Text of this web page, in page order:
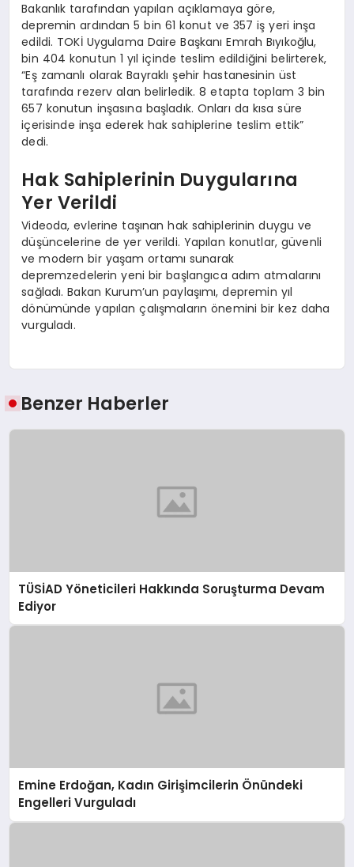
Bakanlık tarafından yapılan açıklamaya göre,
depremin ardından 5 bin 61 konut ve 357 iş yeri inşa
edildi. TOKİ Uygulama Daire Başkanı Emrah Bıyıkoğlu,
bin 404 konutun 1 yıl içinde teslim edildiğini belirterek,
“Eş zamanlı olarak Bayraklı şehir hastanesinin üst
tarafında rezerv alan belirledik. 8 etapta toplam 3 bin
657 konutun inşasına başladık. Onları da kısa süre
içerisinde inşa ederek hak sahiplerine teslim ettik”
dedi.
Hak Sahiplerinin Duygularına
Yer Verildi
Videoda, evlerine taşınan hak sahiplerinin duygu ve
düşüncelerine de yer verildi. Yapılan konutlar, güvenli
ve modern bir yaşam ortamı sunarak
depremzedelerin yeni bir başlangıca adım atmalarını
sağladı. Bakan Kurum’un paylaşımı, depremin yıl
dönümünde yapılan çalışmaların önemini bir kez daha
vurguladı.
Benzer Haberler
TÜSİAD Yöneticileri Hakkında Soruşturma Devam
Ediyor
Emine Erdoğan, Kadın Girişimcilerin Önündeki
Engelleri Vurguladı